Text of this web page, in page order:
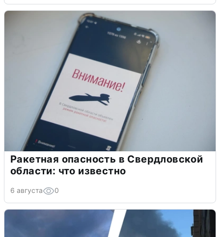
Ракетная опасность в Свердловской
области: что известно
6 августа 0